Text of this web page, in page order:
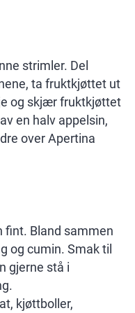
strimler. Del
ta fruktkjøttet ut
og skjær fruktkjøttet
en halv appelsin,
over Apertina
fint. Bland sammen
og cumin. Smak til
gjerne stå i
kjøttboller,